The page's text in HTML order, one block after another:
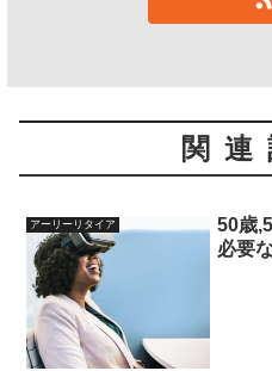
関連
アーリーリタイア
50歳
必要